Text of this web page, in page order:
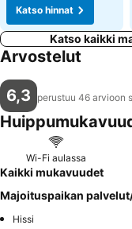
Katso hinnat
Katso kaikki
Arvostelut
6,3 perustuu 46 arvioon
Wi-Fi aulassa
Kaikki mukavuudet
Majoituspaikan
Hissi